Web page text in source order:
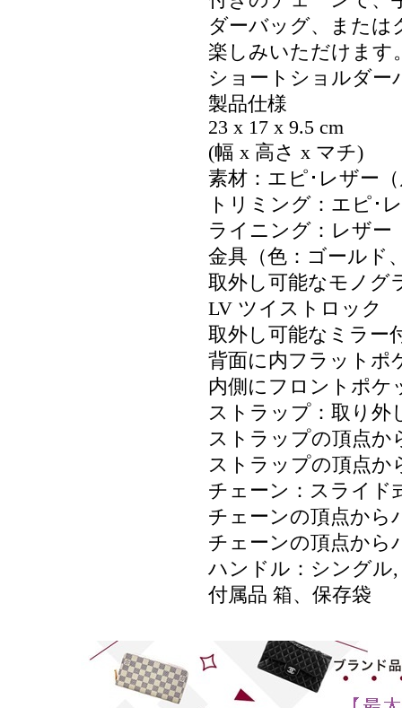
ダーバッグ、または
楽しみいただけます
ショートショルダー
製品仕様
23 x 17 x 9.5 cm
(幅 x 高さ x マチ)
素材：エピ･レザー
トリミング：エピ･
ライニング：レザー
金具（色：ゴールド
取外し可能なモノグ
LV ツイストロック
取外し可能なミラー
背面に内フラットポ
内側にフロントポケ
ストラップ：取り外
ストラップの頂点か
ストラップの頂点か
チェーン：スライド
チェーンの頂点から
チェーンの頂点から
ハンドル：シングル
付属品 箱、保存袋